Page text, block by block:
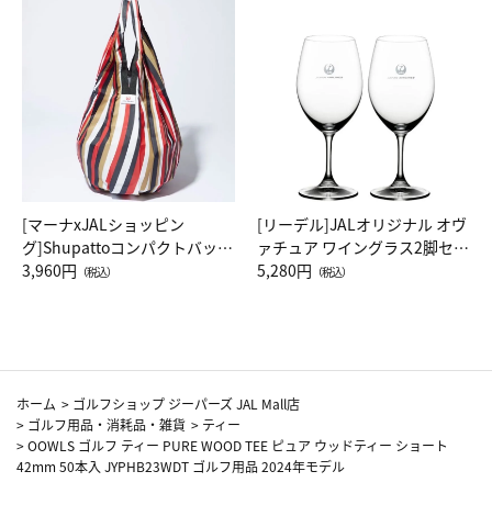
[マーナxJALショッピン
グ]Shupattoコンパクトバッグ
Drop JAL客室乗務員（LC）ス
3,960円 （税込）
[リーデル]JALオリジナル オヴ
ァチュア ワイングラス2脚セッ
ト（レッドワイン）
5,280円 （税込）
ホーム > ゴルフショップ ジーパーズ JAL Mall店
> ゴルフ用品・消耗品・雑貨 > ティー
>OOWLS ゴルフ ティー PURE WOOD TEE ピュア ウッドティー ショート
42mm 50本入 JYPHB23WDT ゴルフ用品 2024年モデル